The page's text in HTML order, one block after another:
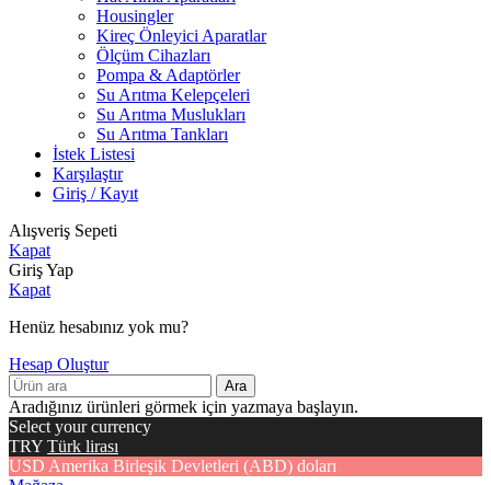
Housingler
Kireç Önleyici Aparatlar
Ölçüm Cihazları
Pompa & Adaptörler
Su Arıtma Kelepçeleri
Su Arıtma Muslukları
Su Arıtma Tankları
İstek Listesi
Karşılaştır
Giriş / Kayıt
Alışveriş Sepeti
Kapat
Giriş Yap
Kapat
Henüz hesabınız yok mu?
Hesap Oluştur
Ara
Aradığınız ürünleri görmek için yazmaya başlayın.
Select your currency
TRY Türk lirası
USD Amerika Birleşik Devletleri (ABD) doları